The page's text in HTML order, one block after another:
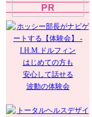
はじめての方も
安心して話せる
波動の体験会